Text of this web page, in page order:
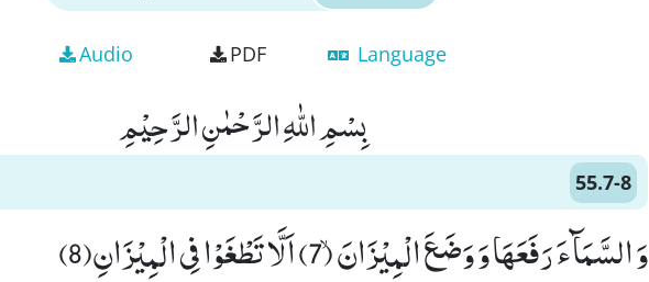
Audio PDF Language
بِسْمِ اللّٰهِ الرَّحْمٰنِ الرَّحِیْمِ
55.7-8
وَ السَّمَآءَ رَفَعَهَا وَ وَضَعَ الْمِیْزَانَۙ (7) اَلَّا تَطْغَوْا فِی الْمِیْزَانِ(8)